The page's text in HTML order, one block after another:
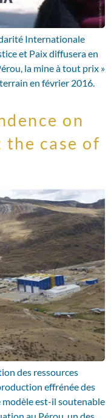
Internationale
et Paix diffusera en
la mine à tout prix »
en février 2016.
on
case of
des ressources
effrénée des
modèle est-il soutenable